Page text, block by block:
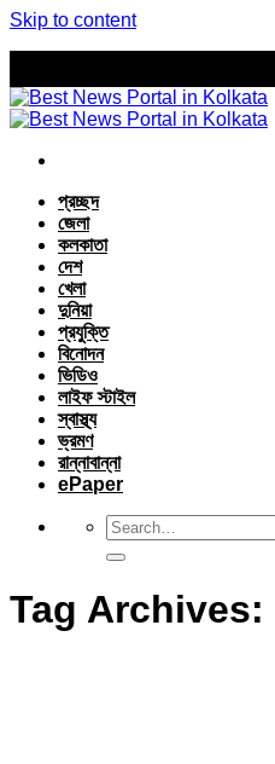
Skip to content
প্রচ্ছদ
জেলা
কলকাতা
দেশ
খেলা
দুনিয়া
প্রযুক্তি
বিনোদন
ভিডিও
লাইফ স্টাইল
স্বাস্থ্য
ভ্রমণ
রান্নাবান্না
ePaper
Tag Archives: